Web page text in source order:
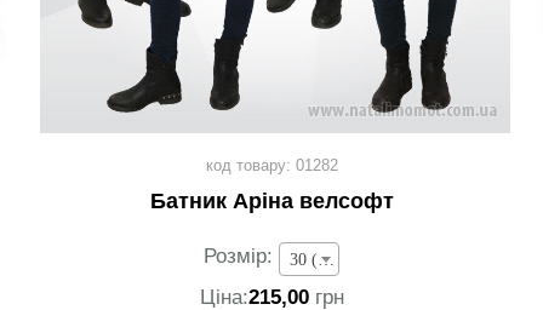
код товару: 01282
Батник Аріна велсофт
Розмір: 30 (зріст 104-110 см) - 215,00 грн
Ціна:215,00грн